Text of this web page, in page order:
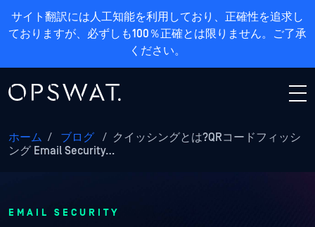
サイト翻訳には人工知能を利用しており、正確性を追求し
ておりますが、必ずしも100％正確とは限りません。ご了承
ください。
ホーム / ブログ / クイッシングとは?QRコードフィッシ
ング Email Security…
EMAIL SECURITY